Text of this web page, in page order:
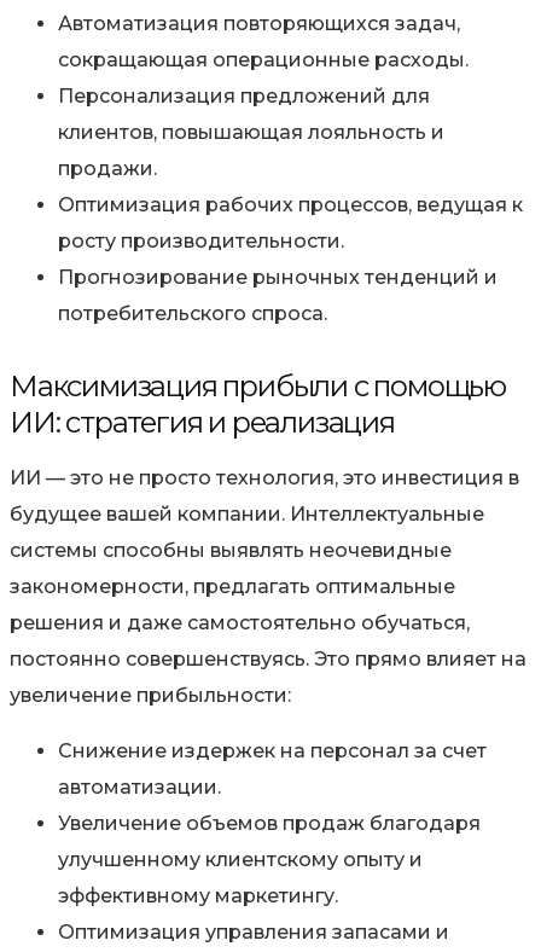
Автоматизация повторяющихся задач,
сокращающая операционные расходы.
Персонализация предложений для
клиентов, повышающая лояльность и
продажи.
Оптимизация рабочих процессов, ведущая к
росту производительности.
Прогнозирование рыночных тенденций и
потребительского спроса.
Максимизация прибыли с помощью
ИИ: стратегия и реализация
ИИ — это не просто технология, это инвестиция в
будущее вашей компании. Интеллектуальные
системы способны выявлять неочевидные
закономерности, предлагать оптимальные
решения и даже самостоятельно обучаться,
постоянно совершенствуясь. Это прямо влияет на
увеличение прибыльности:
Снижение издержек на персонал за счет
автоматизации.
Увеличение объемов продаж благодаря
улучшенному клиентскому опыту и
эффективному маркетингу.
Оптимизация управления запасами и